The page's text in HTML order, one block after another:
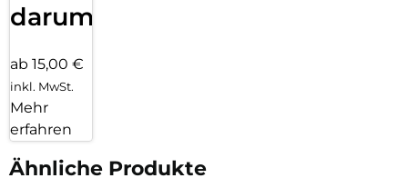
darum!
ab 15,00 €
inkl. MwSt.
Mehr
erfahren
Ähnliche Produkte